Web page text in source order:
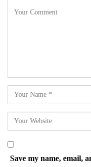
Save my name, email,